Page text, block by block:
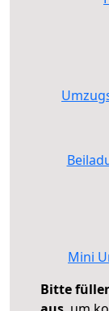
Mini
Bitte